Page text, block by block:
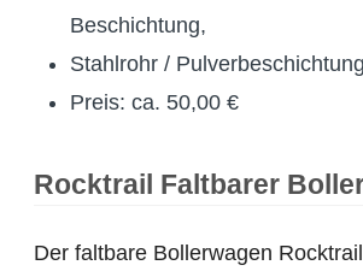
Beschichtung,
Stahlrohr / Pulverbeschichtung
Preis: ca. 50,00 €
Rocktrail Faltbarer
Der faltbare Bollerwagen